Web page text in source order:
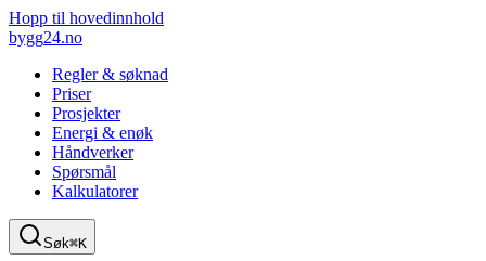
Hopp til hovedinnhold
bygg24.no
Regler & søknad
Priser
Prosjekter
Energi & enøk
Håndverker
Spørsmål
Kalkulatorer
Søk⌘K